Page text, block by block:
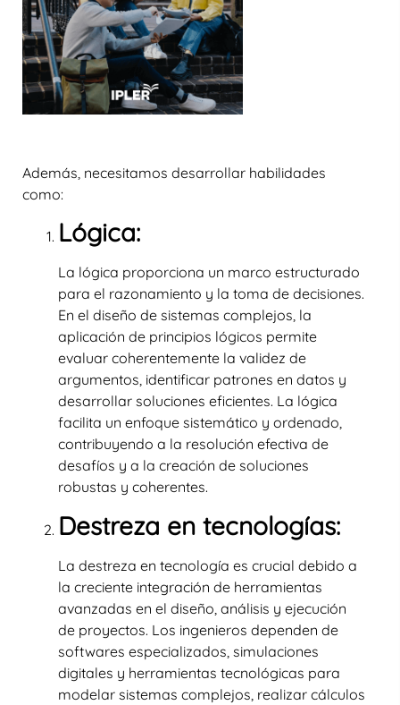
Además, necesitamos desarrollar habilidades
como:
Lógica:
La lógica proporciona un marco estructurado
para el razonamiento y la toma de decisiones.
En el diseño de sistemas complejos, la
aplicación de principios lógicos permite
evaluar coherentemente la validez de
argumentos, identificar patrones en datos y
desarrollar soluciones eficientes. La lógica
facilita un enfoque sistemático y ordenado,
contribuyendo a la resolución efectiva de
desafíos y a la creación de soluciones
robustas y coherentes.
Destreza en tecnologías:
La destreza en tecnología es crucial debido a
la creciente integración de herramientas
avanzadas en el diseño, análisis y ejecución
de proyectos. Los ingenieros dependen de
softwares especializados, simulaciones
digitales y herramientas tecnológicas para
modelar sistemas complejos, realizar cálculos